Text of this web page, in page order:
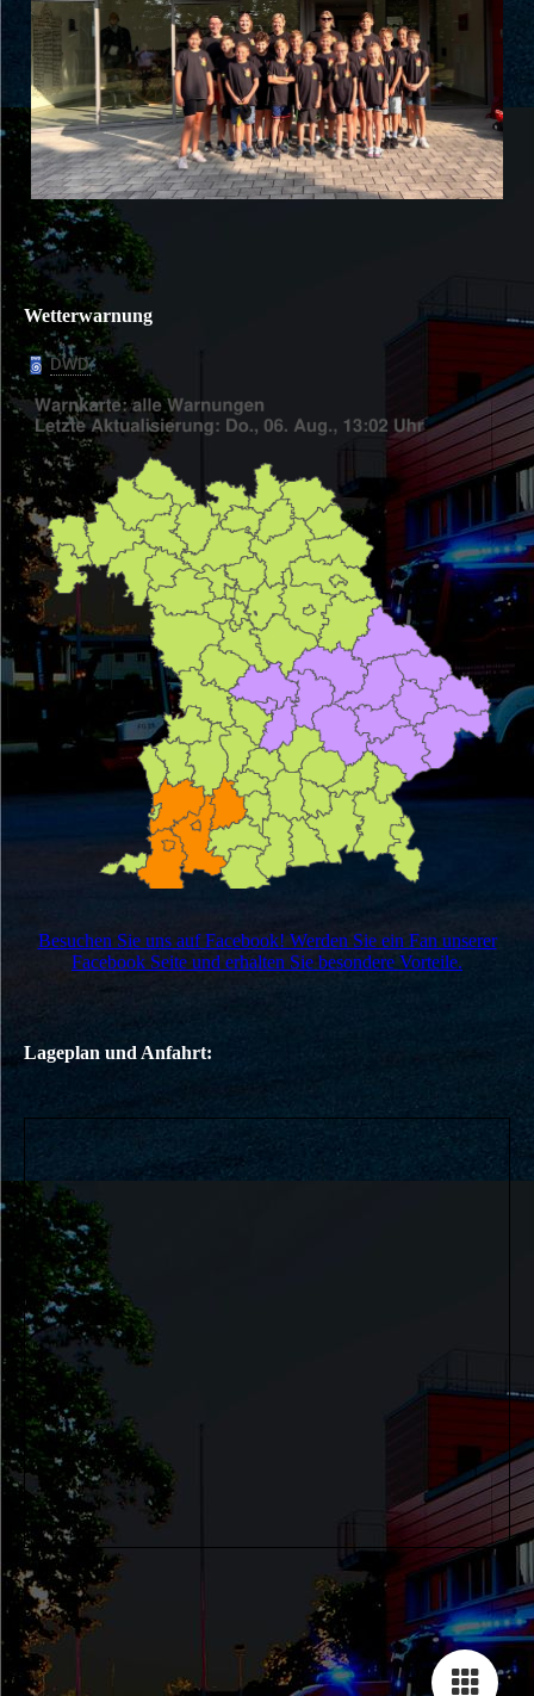
Wetterwarnung
Besuchen Sie uns auf Facebook! Werden Sie ein Fan unserer
Facebook Seite und erhalten Sie besondere Vorteile.
Lageplan und Anfahrt: